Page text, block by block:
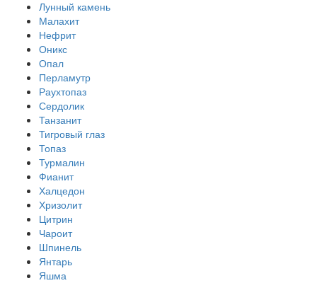
Лунный камень
Малахит
Нефрит
Оникс
Опал
Перламутр
Раухтопаз
Сердолик
Танзанит
Тигровый глаз
Топаз
Турмалин
Фианит
Халцедон
Хризолит
Цитрин
Чароит
Шпинель
Янтарь
Яшма